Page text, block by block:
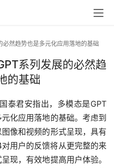
然趋势也是多元化应用落地的基础
系列发展的必然趋
的基础
泰君安指出，多模态是GPT
化应用落地的基础。考虑到
像和视频的形式呈现，具有
用户的反馈将从更完整的来
现，有效地提高用户体验。